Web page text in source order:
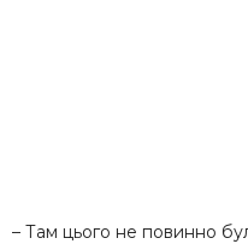
– Там цього не повинно